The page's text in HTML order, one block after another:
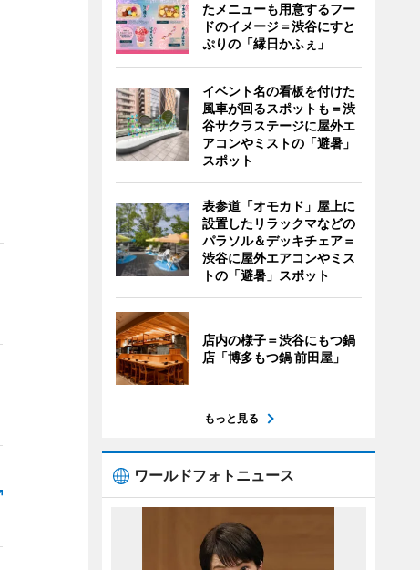
たメニューも用意するフー
ドのイメージ＝渋谷にすと
ぷりの「縁日かふぇ」
イベント名の看板を付けた
風車が回るスポットも＝渋
谷サクラステージに屋外エ
アコンやミストの「避暑」
スポット
表参道「オモカド」屋上に
設置したリラックマなどの
パラソル＆デッキチェア＝
渋谷に屋外エアコンやミス
トの「避暑」スポット
店内の様子＝渋谷にもつ鍋
店「博多もつ鍋 前田屋」
もっと見る
ワールドフォトニュース